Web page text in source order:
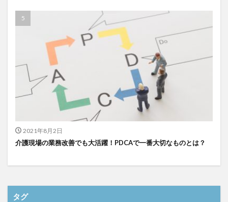
2021年8月2日
介護現場の業務改善でも大活躍！PDCAで一番大切なものとは？
タグ